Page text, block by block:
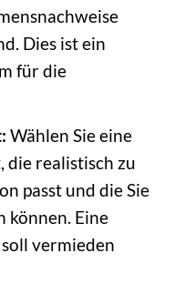
Dies ist ein
für die
Wählen Sie eine
die realistisch zu
passt und die Sie
können. Eine
vermieden